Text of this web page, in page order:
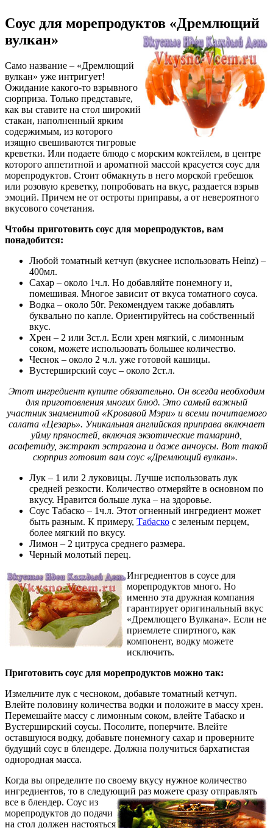
Соус для морепродуктов «Дремлющий
вулкан»
Само название – «Дремлющий
вулкан» уже интригует!
Ожидание какого-то взрывного
сюрприза. Только представьте,
как вы ставите на стол широкий
стакан, наполненный ярким
содержимым, из которого
изящно свешиваются тигровые
креветки. Или подаете блюдо с морским коктейлем, в центре
которого аппетитной и ароматной массой красуется соус для
морепродуктов. Стоит обмакнуть в него морской гребешок
или розовую креветку, попробовать на вкус, раздается взрыв
эмоций. Причем не от остроты приправы, а от невероятного
вкусового сочетания.
Чтобы приготовить соус для морепродуктов, вам
понадобится:
Любой томатный кетчуп (вкуснее использовать Heinz) –
400мл.
Сахар – около 1ч.л. Но добавляйте понемногу и,
помешивая. Многое зависит от вкуса томатного соуса.
Водка – около 50г. Рекомендуем также добавлять
буквально по капле. Ориентируйтесь на собственный
вкус.
Хрен – 2 или 3ст.л. Если хрен мягкий, с лимонным
соком, можете использовать большее количество.
Чеснок – около 2 ч.л. уже готовой кашицы.
Вустерширский соус – около 2ст.л.
Этот ингредиент купите обязательно. Он всегда необходим
для приготовления многих блюд. Это самый важный
участник знаменитой «Кровавой Мэри» и всеми почитаемого
салата «Цезарь». Уникальная английская приправа включает
уйму пряностей, включая экзотические тамаринд,
асафетиду, экстракт эстрагона и даже анчоусы. Вот такой
сюрприз готовит вам соус «Дремлющий вулкан».
Лук – 1 или 2 луковицы. Лучше использовать лук
средней резкости. Количество отмеряйте в основном по
вкусу. Нравится больше лука – на здоровье.
Соус Табаско – 1ч.л. Этот огненный ингредиент может
быть разным. К примеру, Табаско с зеленым перцем,
более мягкий по вкусу.
Лимон – 2 цитруса среднего размера.
Черный молотый перец.
Ингредиентов в соусе для
морепродуктов много. Но
именно эта дружная компания
гарантирует оригинальный вкус
«Дремлющего Вулкана». Если не
приемлете спиртного, как
компонент, водку можете
исключить.
Приготовить соус для морепродуктов можно так:
Измельчите лук с чесноком, добавьте томатный кетчуп.
Влейте половину количества водки и положите в массу хрен.
Перемешайте массу с лимонным соком, влейте Табаско и
Вустерширский соусы. Посолите, поперчите. Влейте
оставшуюся водку, добавьте понемногу сахар и проверните
будущий соус в блендере. Должна получиться бархатистая
однородная масса.
Когда вы определите по своему вкусу нужное количество
ингредиентов, то в следующий раз можете сразу отправлять
все в блендер. Соус из
морепродуктов до подачи
на стол должен настояться